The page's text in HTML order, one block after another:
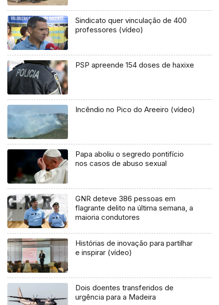
Sindicato quer vinculação de 400
professores (vídeo)
PSP apreende 154 doses de haxixe
Incêndio no Pico do Areeiro (vídeo)
Papa aboliu o segredo pontifício
nos casos de abuso sexual
GNR deteve 386 pessoas em
flagrante delito na última semana, a
maioria condutores
Histórias de inovação para partilhar
e inspirar (vídeo)
Dois doentes transferidos de
urgência para a Madeira